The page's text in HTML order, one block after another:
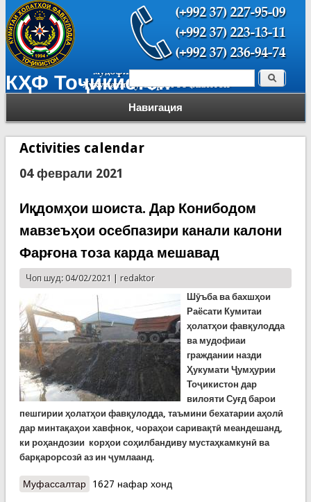
КҲФ Тоҷикистон
Навигация
Форма поиска Поиск
Activities calendar
04 феврали 2021
Иқдомҳои шоиста. Дар Конибодом
мавзеъҳои осебпазири канали калони
Фарғона тоза карда мешавад
Чоп шуд: 04/02/2021 | redaktor
Шӯъба ва бахшҳои
Раёсати Кумитаи
ҳолатҳои фавқулодда
ва мудофиаи
граждании назди
Ҳукумати Ҷумҳурии
Тоҷикистон дар
вилояти Суғд барои
пешгирии ҳолатҳои фавқулодда, таъмини бехатарии аҳолӣ
дар минтақаҳои хавфнок, чораҳои саривақтӣ меандешанд,
ки роҳандозии корҳои соҳилбандиву мустаҳкамкунӣ ва
барқарорсозӣ аз ин ҷумлаанд.
Муфассалтаро Иқдомҳои шоиста. Дар Конибодом мавзеъҳои
1627 нафар хонд